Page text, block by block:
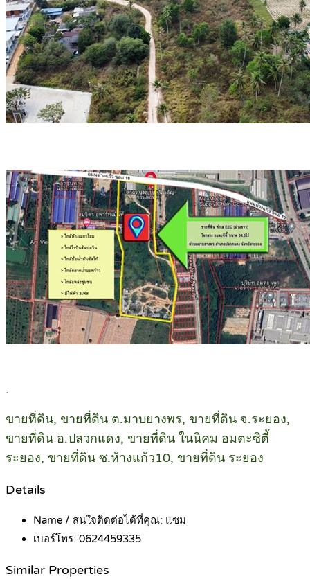
.
ขายที่ดิน, ขายที่ดิน ต.มาบยางพร, ขายที่ดิน จ.ระยอง,
ขายที่ดิน อ.ปลวกแดง, ขายที่ดิน ในนิคม อมตะซิตี้
ระยอง, ขายที่ดิน ซ.ห้างแก้ว10, ขายที่ดิน ระยอง
Details
Name / สนใจติดต่อได้ที่คุณ: แซม
เบอร์โทร: 0624459335
Similar Properties